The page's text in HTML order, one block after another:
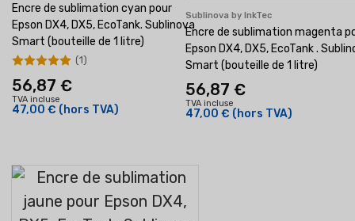
Encre de sublimation cyan pour
Epson DX4, DX5, EcoTank. Sublinova
Smart (bouteille de 1 litre)
56,87 €
TVA incluse
47,00 € (hors TVA)
(1)
Sublinova by InkTec
Encre de sublimation magenta
Epson DX4, DX5, EcoTank .
Smart (bouteille de 1 litre)
56,87 €
TVA incluse
47,00 € (hors TVA)